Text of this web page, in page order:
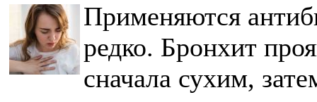
Применяются
редко. Бронхит
сначала сухим,